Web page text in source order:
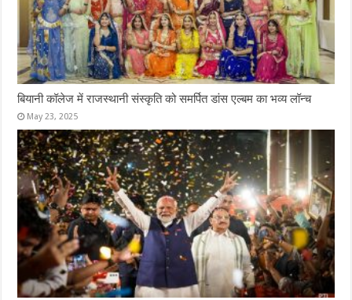
बियानी कॉलेज में राजस्थानी संस्कृति को समर्पित डांस एल्बम का भव्य लॉन्च
May 23, 2025